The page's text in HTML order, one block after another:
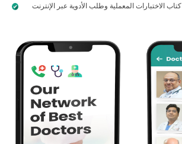
كتاب الاختبارات المعملية وطلب الأدوية عبر الإنترنت